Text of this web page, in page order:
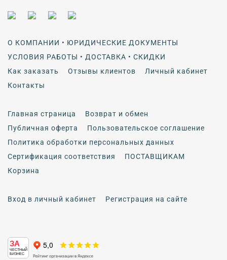
О КОМПАНИИ • ЮРИДИЧЕСКИЕ ДОКУМЕНТЫ
УСЛОВИЯ РАБОТЫ • ДОСТАВКА • СКИДКИ
Как заказать
Отзывы клиентов
Личный кабинет
Контакты
Главная страница
Возврат и обмен
Публичная оферта
Пользовательское соглашение
Политика обработки персональных данных
Сертификация соответствия
ПОСТАВЩИКАМ
Корзина
Вход в личный кабинет Регистрация на сайте
ЗА
ЧЕСТНЫЙ
БИЗНЕС